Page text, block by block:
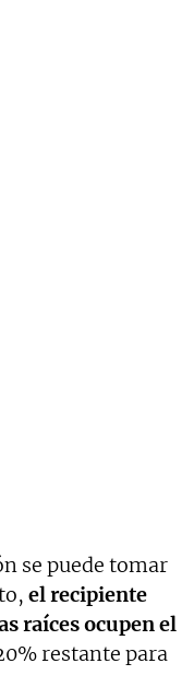
se puede tomar
el recipiente
raíces ocupen el
restante para